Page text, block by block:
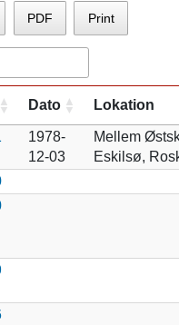
PDF Print
Dato Lokation
1978-
12-03
Mellem
Eskilsø,